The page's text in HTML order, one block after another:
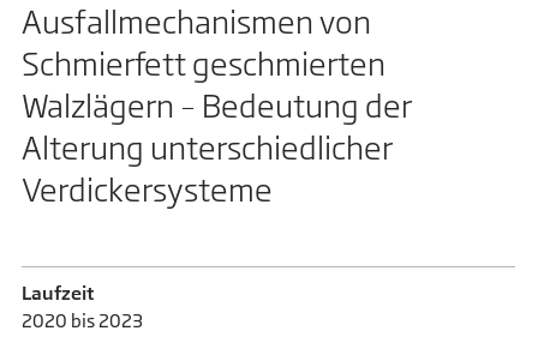
Ausfallmechanismen von
Schmierfett geschmierten
Walzlägern – Bedeutung der
Alterung unterschiedlicher
Verdickersysteme
Laufzeit
2020 bis 2023